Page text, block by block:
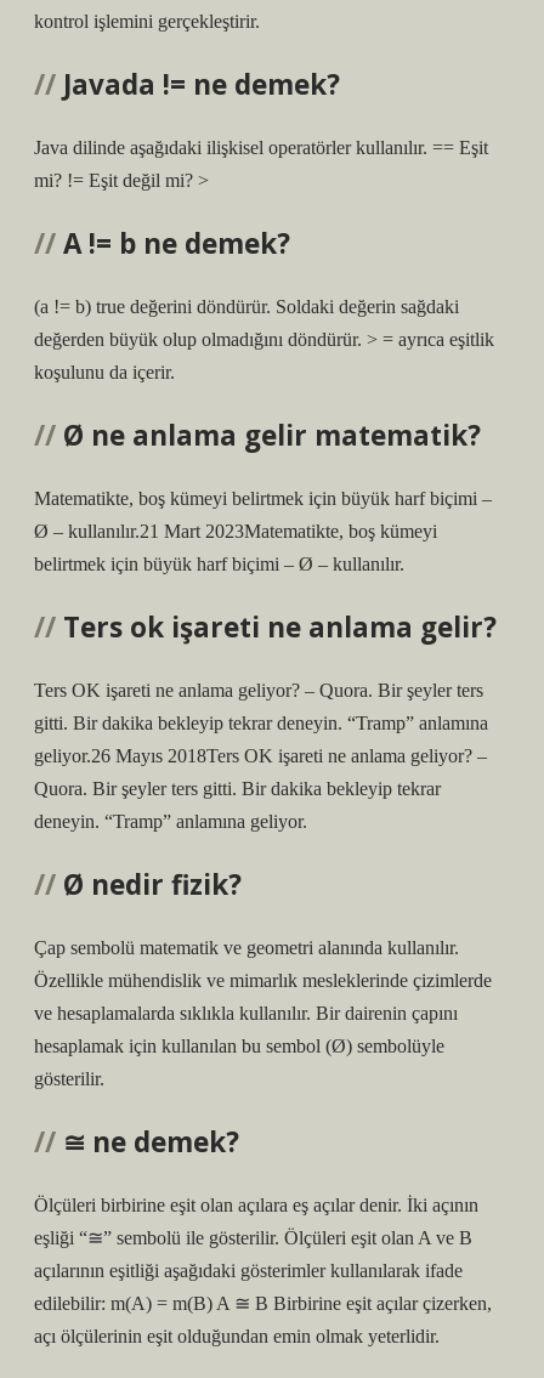
kontrol işlemini gerçekleştirir.
Javada != ne demek?
Java dilinde aşağıdaki ilişkisel operatörler kullanılır. == Eşit
mi? ​​!= Eşit değil mi? ​​>
A != b ne demek?
(a != b) true değerini döndürür. Soldaki değerin sağdaki
değerden büyük olup olmadığını döndürür. > = ayrıca eşitlik
koşulunu da içerir.
Ø ne anlama gelir matematik?
Matematikte, boş kümeyi belirtmek için büyük harf biçimi –
Ø – kullanılır.21 Mart 2023Matematikte, boş kümeyi
belirtmek için büyük harf biçimi – Ø – kullanılır.
Ters ok işareti ne anlama gelir?
Ters OK işareti ne anlama geliyor? – Quora. Bir şeyler ters
gitti. Bir dakika bekleyip tekrar deneyin. “Tramp” anlamına
geliyor.26 Mayıs 2018Ters OK işareti ne anlama geliyor? –
Quora. Bir şeyler ters gitti. Bir dakika bekleyip tekrar
deneyin. “Tramp” anlamına geliyor.
Ø nedir fizik?
Çap sembolü matematik ve geometri alanında kullanılır.
Özellikle mühendislik ve mimarlık mesleklerinde çizimlerde
ve hesaplamalarda sıklıkla kullanılır. Bir dairenin çapını
hesaplamak için kullanılan bu sembol (Ø) sembolüyle
gösterilir.
≅ ne demek?
Ölçüleri birbirine eşit olan açılara eş açılar denir. İki açının
eşliği “≅” sembolü ile gösterilir. Ölçüleri eşit olan A ve B
açılarının eşitliği aşağıdaki gösterimler kullanılarak ifade
edilebilir: m(A) = m(B) A ≅ B Birbirine eşit açılar çizerken,
açı ölçülerinin eşit olduğundan emin olmak yeterlidir.